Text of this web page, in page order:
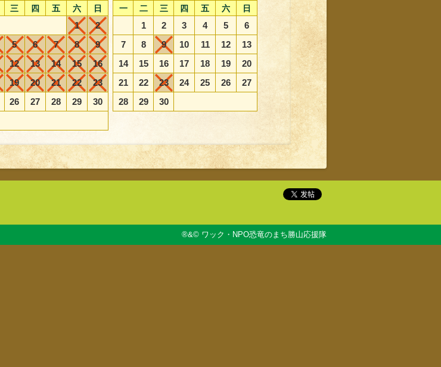
三 四 五 六 日
1
2
5 6 7 8
9
12 13 14 15
16
19 20 21 22
23
26 27 28 29
30
一 二 三 四 五 六 日
1 2 3 4 5
6
7
8 9 10 11 12
13
14
15 16 17 18 19
20
21
22 23 24 25 26
27
28
29 30
®&© ワック・NPO恐竜のまち勝山応援隊